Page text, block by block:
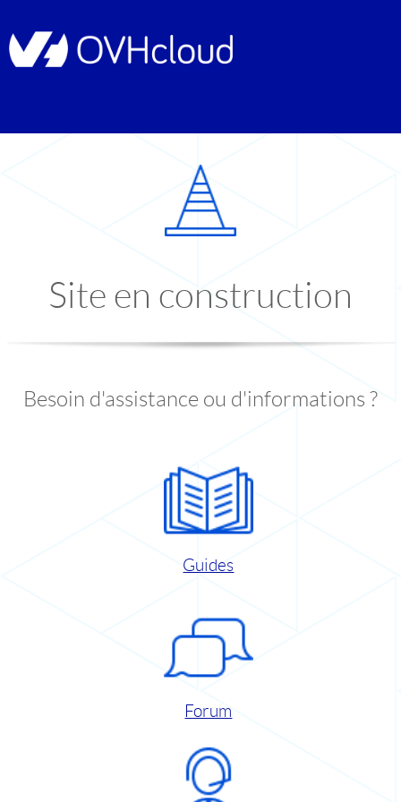
Site en construction
Besoin d'assistance ou d'informations ?
Guides
Forum